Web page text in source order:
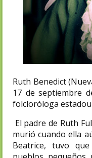
Ruth Benedict
17 de septiembre
folcloróloga​
El padre de Ruth
murió cuando ella
Beatrice, tuvo